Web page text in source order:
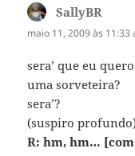
SallyBR
maio 11, 2009 às 11:33
sera’ que eu
uma sorveteira?
sera’?
(suspiro
R: hm, hm…